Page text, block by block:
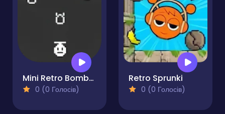
Mini Retro Bomber Enhanced
0 (0 Голосів)
Retro Sprunki
0 (0 Голосів)